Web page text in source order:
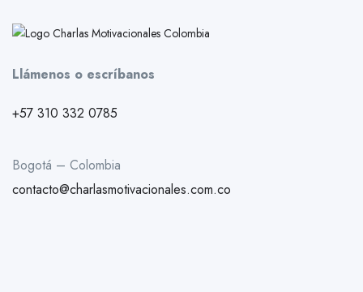
Llámenos o escríbanos
+57 310 332 0785
Bogotá – Colombia
contacto@charlasmotivacionales.com.co